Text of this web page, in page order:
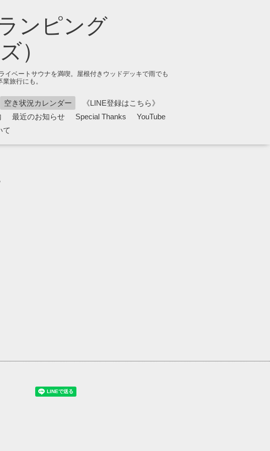
ンピング
）
ベートサウナを満喫。屋根付きウッドデッキで雨でも
旅行にも。
空き状況カレンダー
《LINE登録はこちら》
最近のお知らせ Special Thanks
YouTube
て